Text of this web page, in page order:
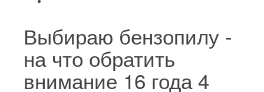
Выбираю бензопилу -
на что обратить
внимание 16 года 4